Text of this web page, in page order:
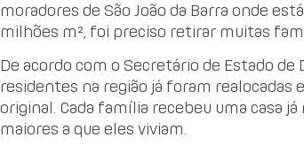
moradores de São João da Barra onde
milhões m², foi preciso retirar muitas
De acordo com o Secretário de Estado
residentes na região já foram realocadas
original. Cada família recebeu uma casa
maiores a que eles viviam.